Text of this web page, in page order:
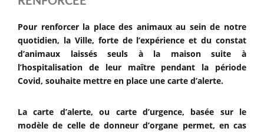
Pour renforcer la place des animaux au sein de notre
quotidien, la Ville, forte de l’expérience et du constat
d’animaux laissés seuls à la maison suite à
l’hospitalisation de leur maître pendant la période
Covid, souhaite mettre en place une carte d’alerte.
La carte d’alerte, ou carte d’urgence, basée sur le
modèle de celle de donneur d’organe permet, en cas